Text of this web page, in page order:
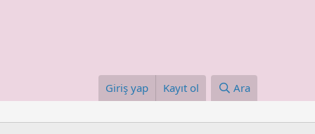
Giriş yap Kayıt ol Ara